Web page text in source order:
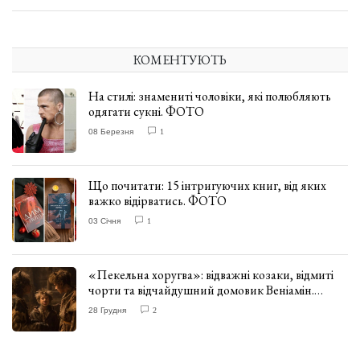
КОМЕНТУЮТЬ
На стилі: знамениті чоловіки, які полюбляють
одягати сукні. ФОТО
08 Березня 1
Що почитати: 15 інтригуючих книг, від яких
важко відірватись. ФОТО
03 Січня 1
«Пекельна хоругва»: відважні козаки, відмиті
чорти та відчайдушний домовик Веніамін.
ВІДГУК
28 Грудня 2